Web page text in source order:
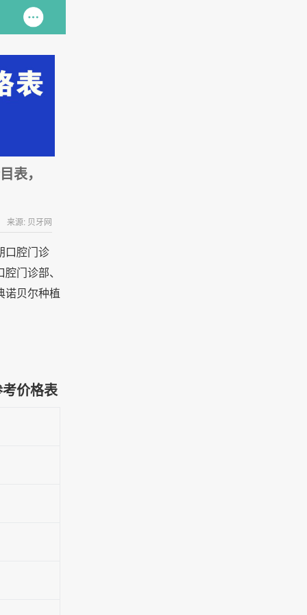
表，
来源: 贝牙网
口腔门诊
门诊部、
诺贝尔种植
价格表